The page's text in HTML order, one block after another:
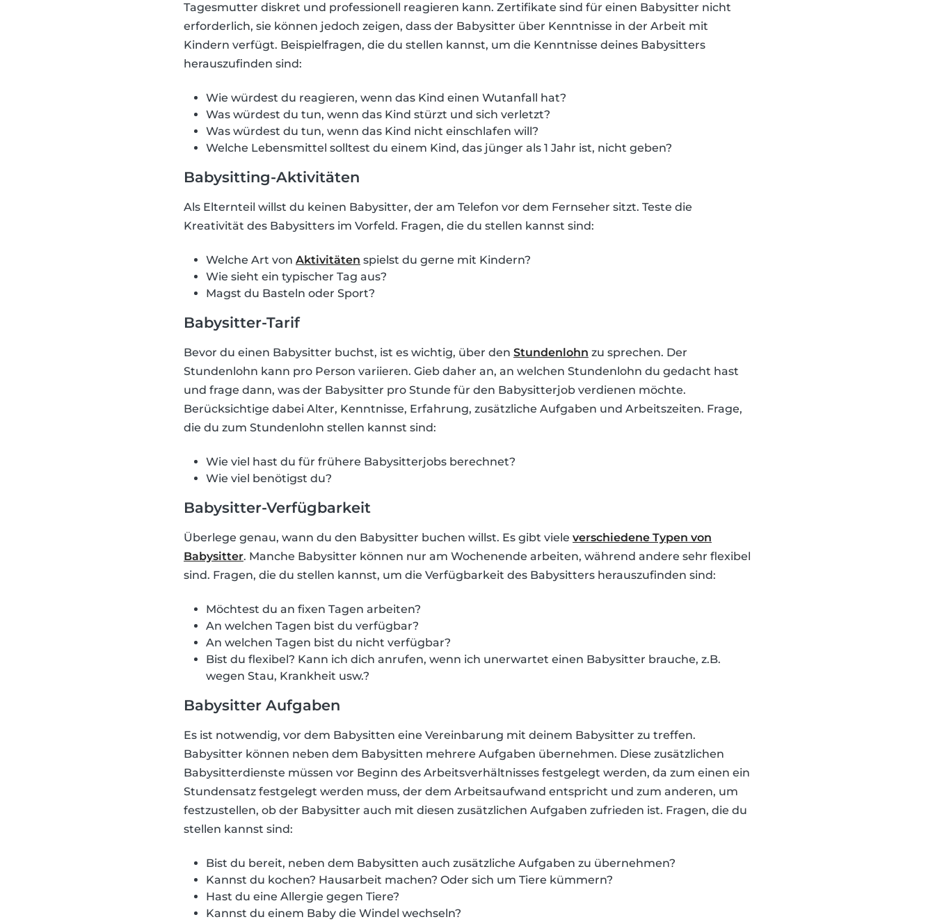
Tagesmutter diskret und professionell reagieren kann. Zertifikate sind für einen Babysitter nicht
erforderlich, sie können jedoch zeigen, dass der Babysitter über Kenntnisse in der Arbeit mit
Kindern verfügt. Beispielfragen, die du stellen kannst, um die Kenntnisse deines Babysitters
herauszufinden sind:
Wie würdest du reagieren, wenn das Kind einen Wutanfall hat?
Was würdest du tun, wenn das Kind stürzt und sich verletzt?
Was würdest du tun, wenn das Kind nicht einschlafen will?
Welche Lebensmittel solltest du einem Kind, das jünger als 1 Jahr ist, nicht geben?
Babysitting-Aktivitäten
Als Elternteil willst du keinen Babysitter, der am Telefon vor dem Fernseher sitzt. Teste die
Kreativität des Babysitters im Vorfeld. Fragen, die du stellen kannst sind:
Welche Art von Aktivitäten spielst du gerne mit Kindern?
Wie sieht ein typischer Tag aus?
Magst du Basteln oder Sport?
Babysitter-Tarif
Bevor du einen Babysitter buchst, ist es wichtig, über den Stundenlohn zu sprechen. Der
Stundenlohn kann pro Person variieren. Gieb daher an, an welchen Stundenlohn du gedacht hast
und frage dann, was der Babysitter pro Stunde für den Babysitterjob verdienen möchte.
Berücksichtige dabei Alter, Kenntnisse, Erfahrung, zusätzliche Aufgaben und Arbeitszeiten. Frage,
die du zum Stundenlohn stellen kannst sind:
Wie viel hast du für frühere Babysitterjobs berechnet?
Wie viel benötigst du?
Babysitter-Verfügbarkeit
Überlege genau, wann du den Babysitter buchen willst. Es gibt viele verschiedene Typen von
Babysitter. Manche Babysitter können nur am Wochenende arbeiten, während andere sehr flexibel
sind. Fragen, die du stellen kannst, um die Verfügbarkeit des Babysitters herauszufinden sind:
Möchtest du an fixen Tagen arbeiten?
An welchen Tagen bist du verfügbar?
An welchen Tagen bist du nicht verfügbar?
Bist du flexibel? Kann ich dich anrufen, wenn ich unerwartet einen Babysitter brauche, z.B.
wegen Stau, Krankheit usw.?
Babysitter Aufgaben
Es ist notwendig, vor dem Babysitten eine Vereinbarung mit deinem Babysitter zu treffen.
Babysitter können neben dem Babysitten mehrere Aufgaben übernehmen. Diese zusätzlichen
Babysitterdienste müssen vor Beginn des Arbeitsverhältnisses festgelegt werden, da zum einen ein
Stundensatz festgelegt werden muss, der dem Arbeitsaufwand entspricht und zum anderen, um
festzustellen, ob der Babysitter auch mit diesen zusätzlichen Aufgaben zufrieden ist. Fragen, die du
stellen kannst sind:
Bist du bereit, neben dem Babysitten auch zusätzliche Aufgaben zu übernehmen?
Kannst du kochen? Hausarbeit machen? Oder sich um Tiere kümmern?
Hast du eine Allergie gegen Tiere?
Kannst du einem Baby die Windel wechseln?